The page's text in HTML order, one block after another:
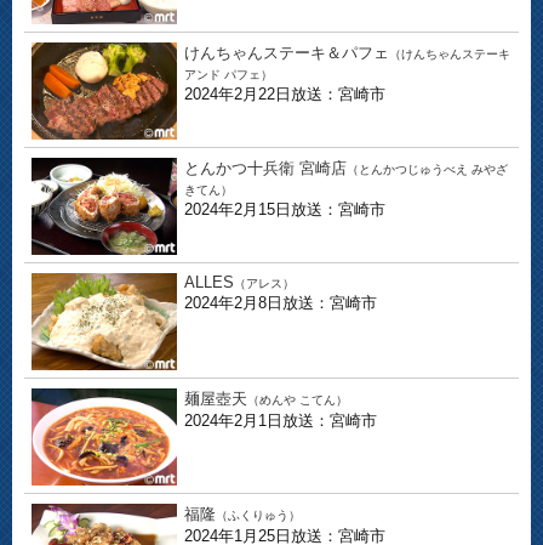
けんちゃんステーキ＆パフェ
（けんちゃんステーキ
アンド パフェ）
2024年2月22日放送：宮崎市
とんかつ十兵衛 宮崎店 （とんかつじゅうべえ みやざ
きてん）
2024年2月15日放送：宮崎市
ALLES （アレス）
2024年2月8日放送：宮崎市
麺屋壺天 （めんや こてん）
2024年2月1日放送：宮崎市
福隆 （ふくりゅう）
2024年1月25日放送：宮崎市